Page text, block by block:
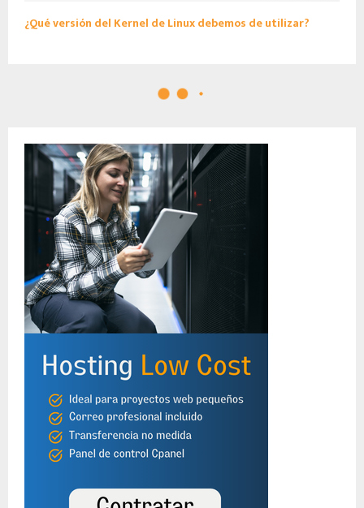
¿Qué versión del Kernel de Linux debemos de utilizar?